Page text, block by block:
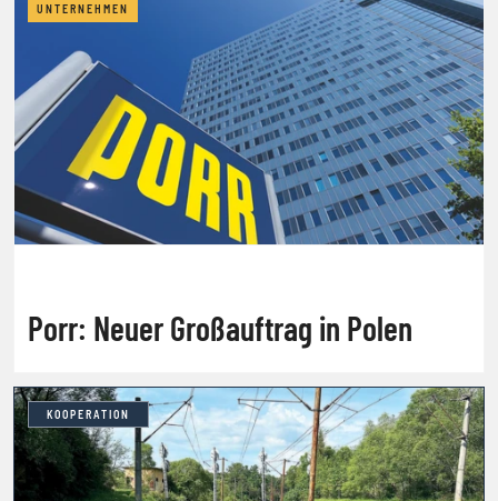
UNTERNEHMEN
Porr: Neuer Großauftrag in Polen
KOOPERATION